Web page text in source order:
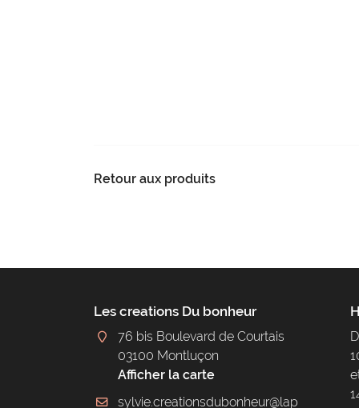
Retour aux produits
Les creations Du bonheur
76 bis Boulevard de Courtais
03100 Montluçon
Afficher la carte